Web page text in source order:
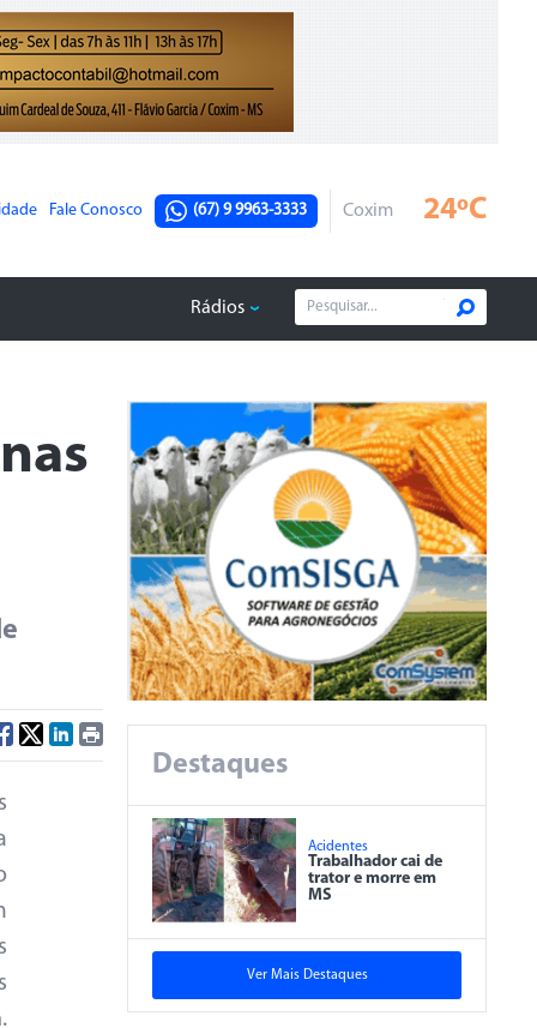
Fale Conosco (67) 9 9963-3333 Coxim 24ºC
Rádios
Destaques
Acidentes
Trabalhador cai de
trator e morre em
MS
Ver Mais Destaques